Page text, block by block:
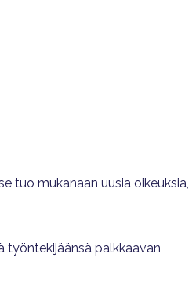
tuo mukanaan uusia oikeuksia,
työntekijäänsä palkkaavan